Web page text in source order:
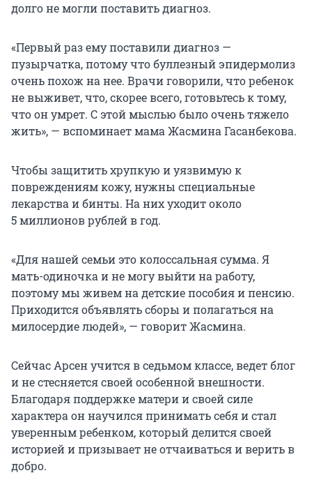
долго не могли поставить диагноз.
«Первый раз ему поставили диагноз —
пузырчатка, потому что буллезный эпидермолиз
очень похож на нее. Врачи говорили, что ребенок
не выживет, что, скорее всего, готовьтесь к тому,
что он умрет. С этой мыслью было очень тяжело
жить», — вспоминает мама Жасмина Гасанбекова.
Чтобы защитить хрупкую и уязвимую к
повреждениям кожу, нужны специальные
лекарства и бинты. На них уходит около
5 миллионоврублей в год.
«Для нашей семьи это колоссальная сумма. Я
мать-одиночка и не могу выйти на работу,
поэтому мы живем на детские пособия и пенсию.
Приходится объявлять сборы и полагаться на
милосердие людей», — говорит Жасмина.
Сейчас Арсен учится в седьмом классе, ведет блог
и не стесняется своей особенной внешности.
Благодаря поддержке матери и своей силе
характера он научился принимать себя и стал
уверенным ребенком, который делится своей
историей и призывает не отчаиваться и верить в
добро.